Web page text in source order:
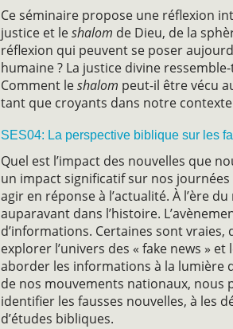
Ce séminaire propose une réflexion
justice et leshalom de Dieu, de la
réflexion qui peuvent se poser
humaine ? La justice divine
Comment leshalom peut-il être vécu
tant que croyants dans notre contexte
SES04: La perspective biblique sur les
Quel est l’impact des nouvelles que
un impact significatif sur nos
agir en réponse à l’actualité. À l’ère
auparavant dans l’histoire.
d’informations. Certaines sont vraies,
explorer l’univers des « fake news »
aborder les informations à la lumière
de nos mouvements nationaux, nous
identifier les fausses nouvelles, à les
d’études bibliques.